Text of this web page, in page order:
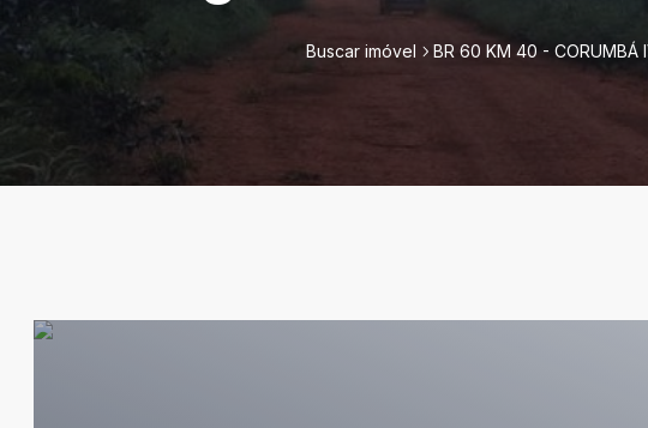
Buscar imóvel BR 60 KM 40 -